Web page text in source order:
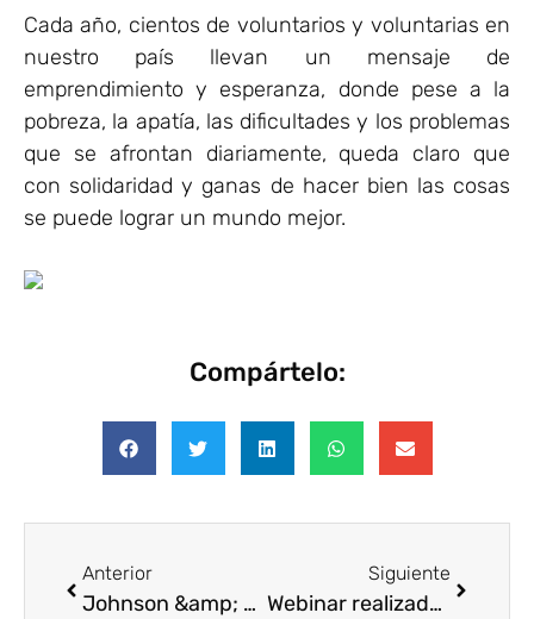
Cada año, cientos de voluntarios y voluntarias en
nuestro país llevan un mensaje de
emprendimiento y esperanza, donde pese a la
pobreza, la apatía, las dificultades y los problemas
que se afrontan diariamente, queda claro que
con solidaridad y ganas de hacer bien las cosas
se puede lograr un mundo mejor.
Compártelo:
Anterior
Johnson &amp; Johnson, Banco Santander, Repsol y Miguelañez, entre los galardonados en los III Premios Corresponsables
Siguiente
Webinar realizado en exclusiva para los socios de VOLUNTARE